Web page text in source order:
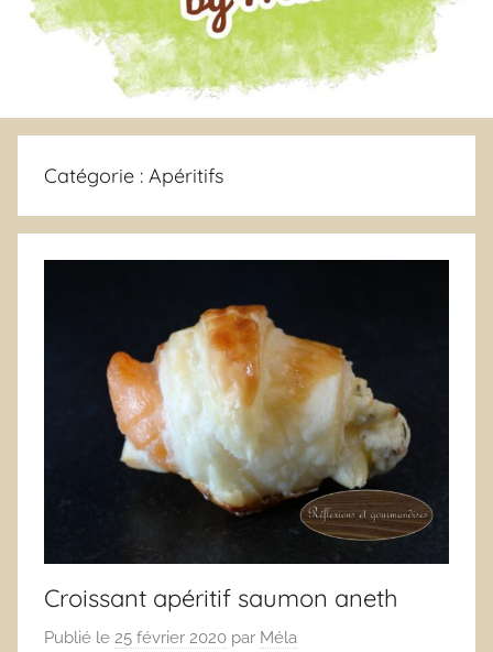
Catégorie : Apéritifs
Croissant apéritif saumon aneth
Publié le 25 février 2020 par Méla